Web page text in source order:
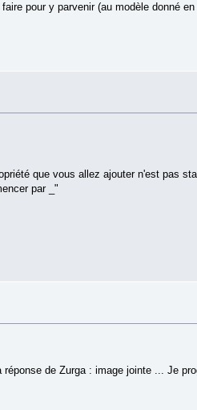
pour y parvenir (au modèle donné
que vous allez ajouter n'est pas
par _"
de Zurga : image jointe ... Je